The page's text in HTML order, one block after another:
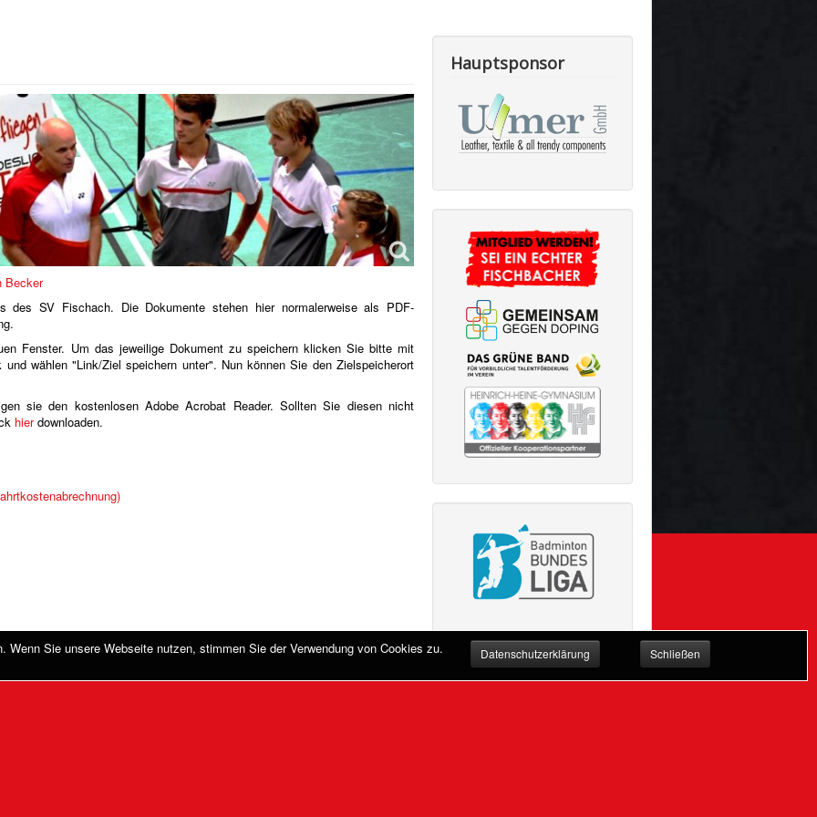
Fenster. Um das jeweilige Dokument zu speichern klicken Sie bitte mit
sie den kostenlosen Adobe Acrobat Reader. Sollten Sie diesen nicht
hierdownloaden.
.
Nach oben
Sie unsere Webseite nutzen, stimmen Sie der Verwendung von Cookies zu. Datenschutzerklärung Schließen